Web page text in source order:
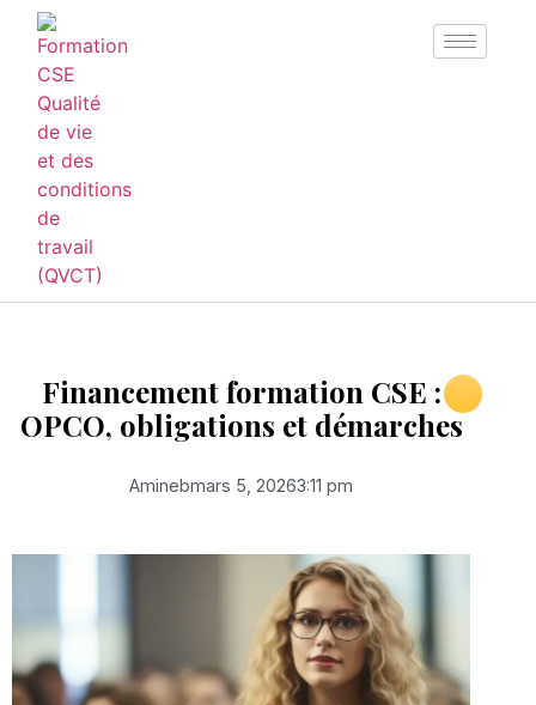
Financement formation CSE :
OPCO, obligations et démarches
Aminebmars 5, 20263:11 pm